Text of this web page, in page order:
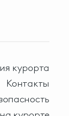
курорта
Контакты